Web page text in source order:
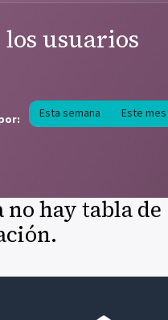
los usuarios
Esta semana Este mes
no hay tabla de